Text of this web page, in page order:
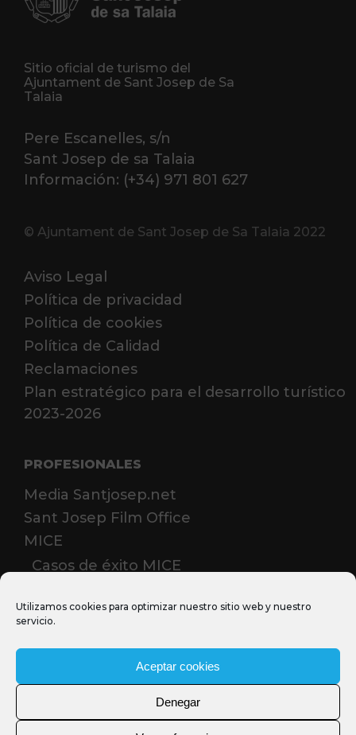
Utilizamos cookies para optimizar nuestro sitio web y nuestro
servicio.
Aceptar cookies
Denegar
Sitio oficial de turismo del
Ajuntament de Sant Josep de Sa
Talaia
Pere Escanelles, s/n
Sant Josep de sa Talaia
Información: (+34) 971 801 627
© Ajuntament de Sant Josep de Sa Talaia 2022
Aviso Legal
Política de privacidad
Política de cookies
Política de Calidad
Reclamaciones
Plan estratégico para el desarrollo turístico
2023-2026
PROFESIONALES
Media Santjosep.net
Sant Josep Film Office
MICE
Casos de éxito MICE